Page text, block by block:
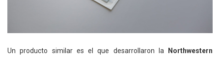
Un producto similar es el que desarrollaron la
Northwestern